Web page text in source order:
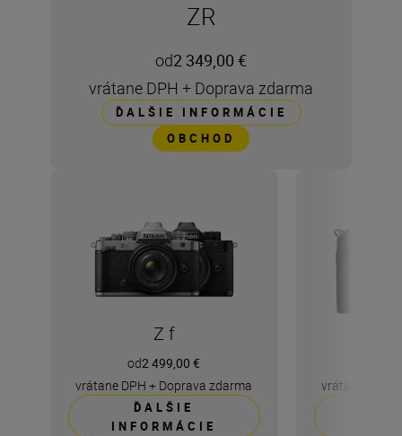
ZR
od2 349,00 €
vrátane DPH + Doprava zdarma
ĎALŠIE INFORMÁCIE
OBCHOD
Z f
od2 499,00 €
vrátane DPH + Doprava zdarma
ĎALŠIE
INFORMÁCIE
vrátane DPH